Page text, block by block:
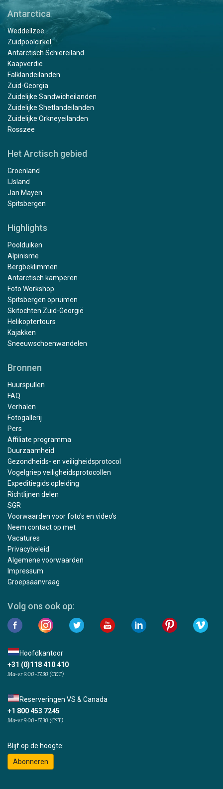
Antarctica
Weddellzee
Zuidpoolcirkel
Antarctisch Schiereiland
Kaapverdië
Falklandeilanden
Zuid-Georgia
Zuidelijke Sandwicheilanden
Zuidelijke Shetlandeilanden
Zuidelijke Orkneyeilanden
Rosszee
Het Arctisch gebied
Groenland
IJsland
Jan Mayen
Spitsbergen
Highlights
Poolduiken
Alpinisme
Bergbeklimmen
Antarctisch kamperen
Foto Workshop
Spitsbergen opruimen
Skitochten Zuid-Georgië
Helikoptertours
Kajakken
Sneeuwschoenwandelen
Bronnen
Huurspullen
FAQ
Verhalen
Fotogallerij
Pers
Affiliate programma
Duurzaamheid
Gezondheids- en veiligheidsprotocol
Vogelgriep veiligheidsprotocollen
Expeditiegids opleiding
Richtlijnen delen
SGR
Voorwaarden voor foto's en video's
Neem contact op met
Vacatures
Privacybeleid
Algemene voorwaarden
Impressum
Groepsaanvraag
Volg ons ook op:
Hoofdkantoor
+31 (0)118 410 410
Ma-vr 9:00-17:30 (CET)
Reserveringen VS & Canada
+1 800 453 7245
Ma-vr 9:00-17:30 (CST)
Blijf op de hoogte:
Abonneren